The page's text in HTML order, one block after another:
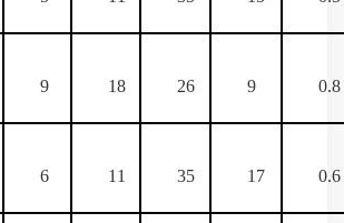
9 18 26 9 0.8
6 11 35 17 0.6